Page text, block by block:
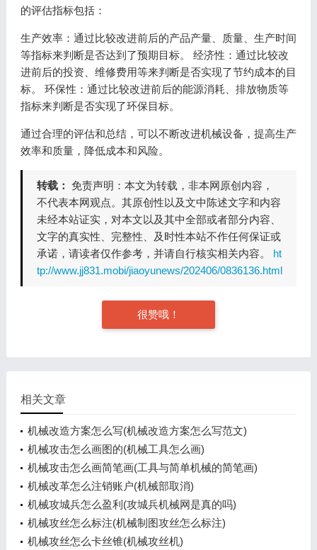
的评估指标包括：
生产效率：通过比较改进前后的产品产量、质量、生产时间
等指标来判断是否达到了预期目标。 经济性：通过比较改
进前后的投资、维修费用等来判断是否实现了节约成本的目
标。 环保性：通过比较改进前后的能源消耗、排放物质等
指标来判断是否实现了环保目标。
通过合理的评估和总结，可以不断改进机械设备，提高生产
效率和质量，降低成本和风险。
转载： 免责声明：本文为转载，非本网原创内容，
不代表本网观点。其原创性以及文中陈述文字和内容
未经本站证实，对本文以及其中全部或者部分内容、
文字的真实性、完整性、及时性本站不作任何保证或
承诺，请读者仅作参考，并请自行核实相关内容。 ht
tp://www.jj831.mobi/jiaoyunews/202406/0836136.html
很赞哦！
相关文章
机械改造方案怎么写(机械改造方案怎么写范文)
机械攻击怎么画图的(机械工具怎么画)
机械攻击怎么画简笔画(工具与简单机械的简笔画)
机械改革怎么注销账户(机械部取消)
机械攻城兵怎么盈利(攻城兵机械网是真的吗)
机械攻丝怎么标注(机械制图攻丝怎么标注)
机械攻丝怎么卡丝锥(机械攻丝机)